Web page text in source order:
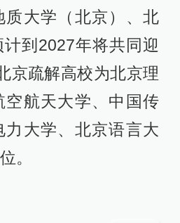
质大学（北京）、北
到2027年将共同迎
京疏解高校为北京理
空航天大学、中国传
大学、北京语言大
。